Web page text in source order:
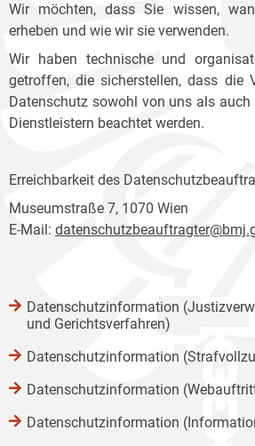
Wir möchten, dass Sie wissen,
erheben und wie wir sie verwenden.
Wir haben technische und
getroffen, die sicherstellen, dass die
Datenschutz sowohl von uns als auch
Dienstleistern beachtet werden.
Erreichbarkeit des
Museumstraße 7, 1070 Wien
E-Mail:
Datenschutzinformation
und Gerichtsverfahren)
Datenschutzinformation
Datenschutzinformation
Datenschutzinformation